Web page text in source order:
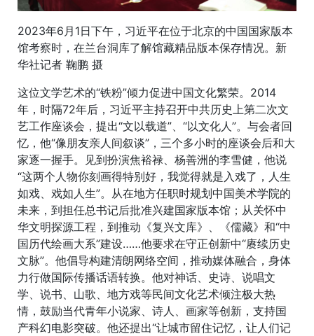
2023年6月1日下午，习近平在位于北京的中国国家版本
馆考察时，在兰台洞库了解馆藏精品版本保存情况。新
华社记者 鞠鹏 摄
这位文学艺术的“铁粉”倾力促进中国文化繁荣。2014
年，时隔72年后，习近平主持召开中共历史上第二次文
艺工作座谈会，提出“文以载道”、“以文化人”。与会者回
忆，他“像朋友亲人间叙谈”，三个多小时的座谈会后和大
家逐一握手。见到扮演焦裕禄、杨善洲的李雪健，他说
“这两个人物你刻画得特别好，我觉得就是入戏了，人生
如戏、戏如人生”。从在地方任职时规划中国美术学院的
未来，到担任总书记后批准兴建国家版本馆；从关怀中
华文明探源工程，到推动《复兴文库》、《儒藏》和“中
国历代绘画大系”建设……他要求在守正创新中“赓续历史
文脉”。他倡导构建清朗网络空间，推动媒体融合，身体
力行做国际传播话语转换。他对神话、史诗、说唱文
学、说书、山歌、地方戏等民间文化艺术倾注极大热
情，鼓励当代青年小说家、诗人、画家等创新，支持国
产科幻电影突破。他还提出“让城市留住记忆，让人们记